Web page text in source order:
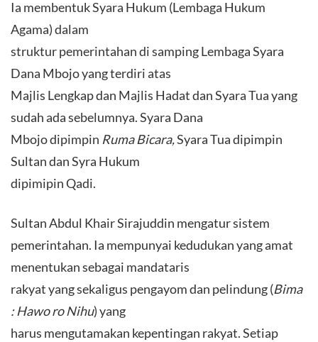
Ia membentuk Syara Hukum (Lembaga Hukum
Agama) dalam
struktur pemerintahan di samping Lembaga Syara
Dana Mbojo yang terdiri atas
Majlis Lengkap dan Majlis Hadat dan Syara Tua yang
sudah ada sebelumnya. Syara Dana
Mbojo dipimpin Ruma Bicara,Syara Tua dipimpin
Sultan dan Syra Hukum
dipimipin Qadi.
Sultan Abdul Khair Sirajuddin mengatur sistem
pemerintahan. Ia mempunyai kedudukan yang amat
menentukan sebagai mandataris
rakyat yang sekaligus pengayom dan pelindung (Bima
: Hawo ro Nihu) yang
harus mengutamakan kepentingan rakyat. Setiap